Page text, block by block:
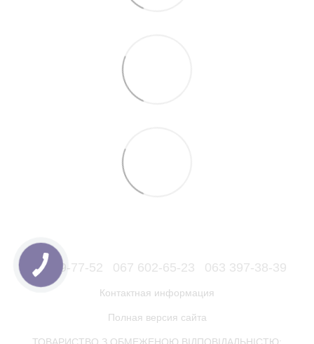
066 559-77-52 067 602-65-23 063 397-38-39
Контактная информация
Полная версия сайта